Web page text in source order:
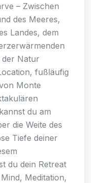
– Zwischen
des Meeres,
Landes, dem
der Natur
fußläufig
Monte
du am
die Weite des
Tiefe deiner
du dein Retreat
Meditation,